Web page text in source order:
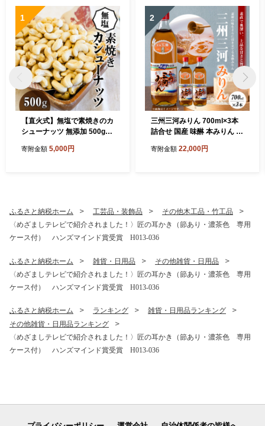
1
【直火式】無塩で素焼きのカ
シューナッツ 無添加 500g
寄附金額 5,000円
2
三州三河みりん 700ml×3本
詰合せ 国産 味醂 本みりん 本
022
寄附金額 22,000円
ふるさと納税ホーム 工芸品・装飾品
その他木工品・竹工品
〈めざましテレビで紹介されました！〉匠の耳かき（節あり・濃茶色 専用
ケース付） ハンズマインド賞受賞 H013-036
ふるさと納税ホーム 雑貨・日用品
その他雑貨・日用品
〈めざましテレビで紹介されました！〉匠の耳かき（節あり・濃茶色 専用
ケース付） ハンズマインド賞受賞 H013-036
ふるさと納税ホーム ランキング
雑貨・日用品ランキング
その他雑貨・日用品ランキング
〈めざましテレビで紹介されました！〉匠の耳かき（節あり・濃茶色 専用
ケース付） ハンズマインド賞受賞 H013-036